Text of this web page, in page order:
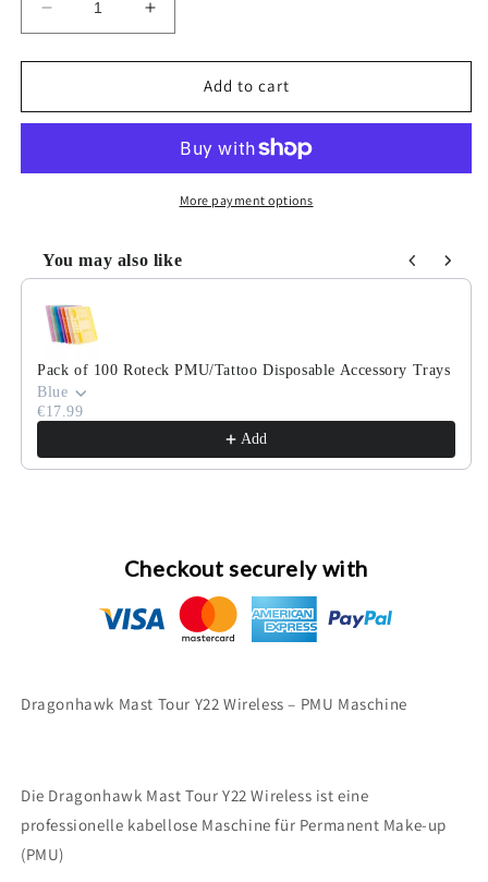
Decrease
quantity
for
Mast
Kabellose
Increase
quantity
for
Dragonhawk
Mast
Y22
Kabellose
Add to cart
More payment options
You may also like
Use the Previous and Next buttons to navigate through
Pack of 100 Roteck PMU/Tattoo Disposable Accessory Trays
Blue
€17.99
Add
Checkout securely with
Dragonhawk Mast Tour Y22 Wireless – PMU Maschine
Die Dragonhawk Mast Tour Y22 Wireless ist eine
professionelle kabellose Maschine für Permanent Make-up
(PMU)